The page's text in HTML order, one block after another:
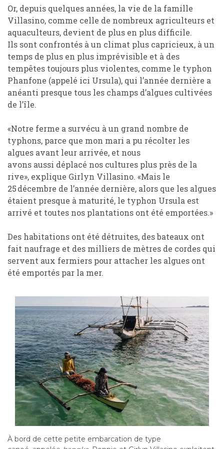
Or, depuis quelques années, la vie de la famille
Villasino, comme celle de nombreux agriculteurs et
aquaculteurs, devient de plus en plus difficile.
Ils sont confrontés à un climat plus capricieux, à un
temps de plus en plus imprévisible et à des
tempêtes toujours plus violentes, comme le typhon
Phanfone (appelé ici Ursula), qui l’année dernière a
anéanti presque tous les champs d’algues cultivées
de l’île.
«Notre ferme a survécu à un grand nombre de
typhons, parce que mon mari a pu récolter les
algues avant leur arrivée, et nous
avons aussi déplacé nos cultures plus près de la
rive», explique Girlyn Villasino. «Mais le
25 décembre de l’année dernière, alors que les algues
étaient presque à maturité, le typhon Ursula est
arrivé et toutes nos plantations ont été emportées.»
Des habitations ont été détruites, des bateaux ont
fait naufrage et des milliers de mètres de cordes qui
servent aux fermiers pour attacher les algues ont
été emportés par la mer.
À bord de cette petite embarcation de type